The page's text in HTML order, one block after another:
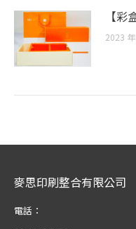
【
2023
麥思印刷整合有限公司
電話：